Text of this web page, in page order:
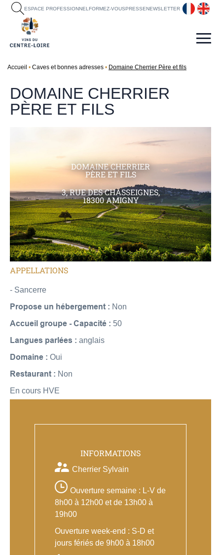
ESPACE PROFESSIONNEL FORMEZ-VOUSPRESSENEWSLETTER fr en
Accueil Caves et bonnes adresses Domaine Cherrier Père et fils
DOMAINE CHERRIER
PÈRE ET FILS
DOMAINE CHERRIER
PÈRE ET FILS
3, RUE DES CHASSEIGNES,
18300 AMIGNY
APPELLATIONS
- Sancerre
Propose un hébergement : Non
Accueil groupe - Capacité : 50
Langues parlées : anglais
Domaine : Oui
Restaurant : Non
En cours HVE
INFORMATIONS
Cherrier Sylvain
Ouverture semaine : L-V de
8h00 à 12h00 et de 13h00 à
19h00
Ouverture week-end : S-D et
jours fériés de 9h00 à 18h00